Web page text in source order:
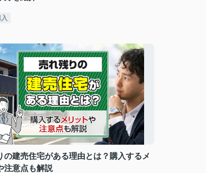
の建売住宅がある理由とは？購入するメ
注意点も解説